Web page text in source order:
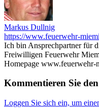
Markus Dullnig
https://www.feuerwehr-
Ich bin Ansprechpartner für
Freiwilligen Feuerwehr
Homepage www.feuerwehr-
Kommentieren Sie
Loggen Sie sich ein, um